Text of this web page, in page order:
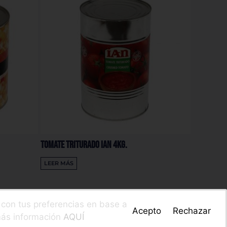
Tomate Triturado IAN 4Kg.
LEER MÁS
tus preferencias en base a
información AQUÍ
Acepto Rechazar